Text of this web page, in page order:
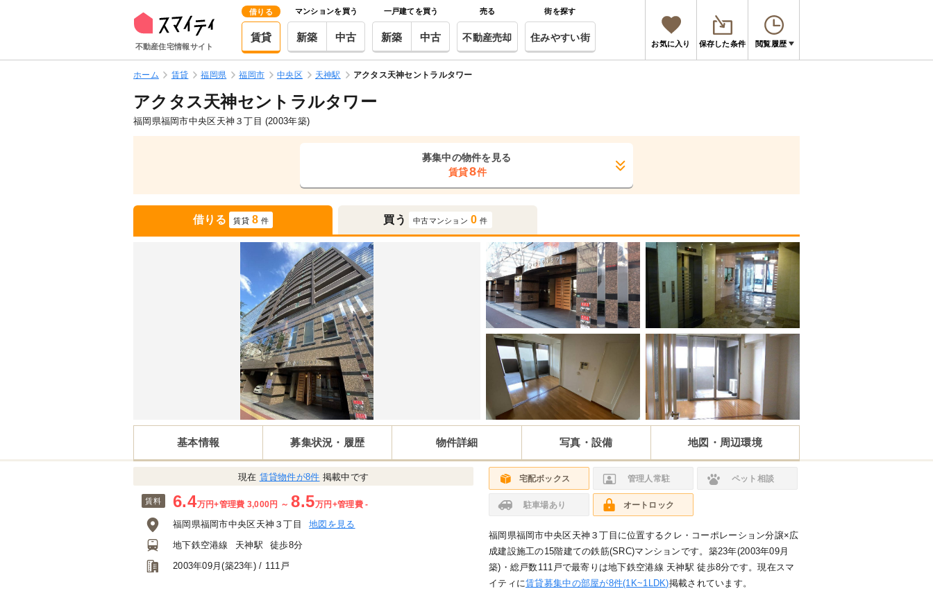
不動産住宅情報サイト
借りる
賃貸
マンションを買う
新築 中古
一戸建てを買う
新築 中古
売る
不動産売却
街を探す
住みやすい街
お気に入り 保存した条件 閲覧履歴
ホーム 賃貸 福岡県 福岡市 中央区 天神駅 アクタス天神セントラルタワー
アクタス天神セントラルタワー
福岡県福岡市中央区天神３丁目 (2003年築)
募集中の物件を見る
賃貸8件
借りる 賃貸 8 件 買う 中古マンション 0 件
基本情報 募集状況・履歴 物件詳細 写真・設備 地図・周辺環境
現在 賃貸物件が8件 掲載中です
賃料 6.4万円+管理費 3,000円 ～8.5万円 +管理費 -
福岡県福岡市中央区天神３丁目
地図を見る
地下鉄空港線
天神駅
徒歩8分
2003年09月(築23年) / 111戸
宅配ボックス 管理人常駐 ペット相談
駐車場あり オートロック
福岡県福岡市中央区天神３丁目に位置するクレ・コーポレーション分譲×広
成建設施工の15階建ての鉄筋(SRC)マンションです。築23年(2003年09月
築)・総戸数111戸で最寄りは地下鉄空港線 天神駅 徒歩8分です。現在スマ
イティに賃貸募集中の部屋が8件(1K~1LDK)掲載されています。